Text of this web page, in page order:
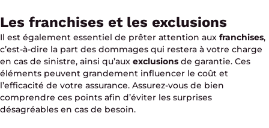
Les franchises et les exclusions
Il est également essentiel de prêter attention aux franchises,
c’est-à-dire la part des dommages qui restera à votre charge
en cas de sinistre, ainsi qu’aux exclusions de garantie. Ces
éléments peuvent grandement influencer le coût et
l’efficacité de votre assurance. Assurez-vous de bien
comprendre ces points afin d’éviter les surprises
désagréables en cas de besoin.